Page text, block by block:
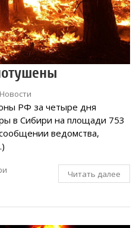
Новости
РФ за четыре дня
в Сибири на площади 753
ведомства,
Читать далее